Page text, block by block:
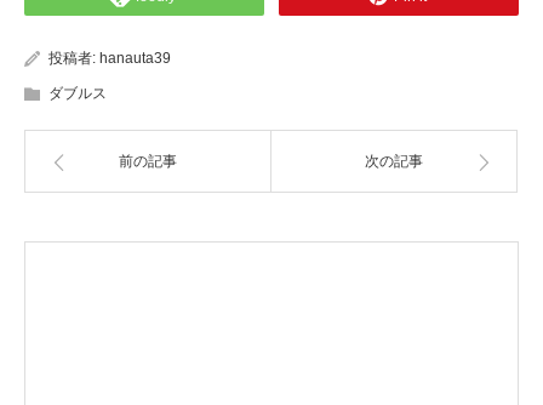
投稿者: hanauta39
ダブルス
前の記事 次の記事